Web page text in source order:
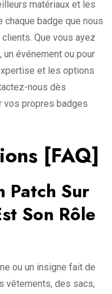
matériaux et les
badge que nous
Que vous ayez
événement ou pour
et les options
nous dès
vos propres badges
[FAQ]
Patch Sur
Son Rôle
ou un insigne fait de
vêtements, des sacs,